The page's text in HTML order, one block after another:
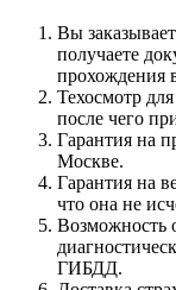
Вы
получаете
прохождения
Техосмотр
после чего
Гарантия на
Москве.
Гарантия на
что она не
Возможность
ГИБДД.